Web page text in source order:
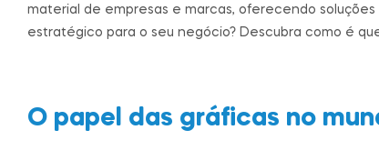
material de empresas e marcas, oferecendo
estratégico para o seu negócio? Descubra como é
O papel das gráficas no